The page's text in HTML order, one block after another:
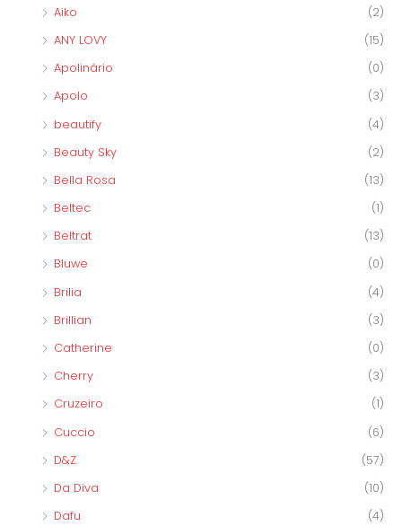
Aiko
(2)
ANY LOVY
(15)
Apolinário
(0)
Apolo
(3)
beautify
(4)
Beauty Sky
(2)
Bella Rosa
(13)
Beltec
(1)
Beltrat
(13)
Bluwe
(0)
Brilia
(4)
Brillian
(3)
Catherine
(0)
Cherry
(3)
Cruzeiro
(1)
Cuccio
(6)
D&Z
(57)
Da Diva
(10)
Dafu
(4)